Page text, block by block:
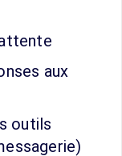
aux
outils